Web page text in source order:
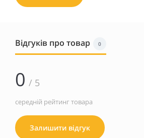
Відгуків про товар 0
0 / 5
середній рейтинг товара
Залишити відгук